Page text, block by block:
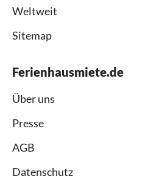
Weltweit
Sitemap
Ferienhausmiete.de
Über uns
Presse
AGB
Datenschutz